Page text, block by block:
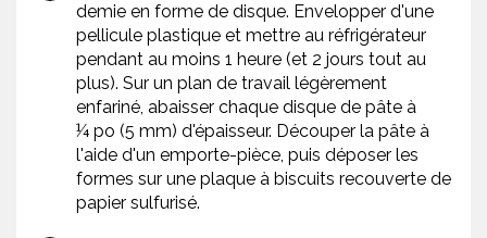
demie en forme de disque. Envelopper d'une
pellicule plastique et mettre au réfrigérateur
pendant au moins 1 heure (et 2 jours tout au
plus). Sur un plan de travail légèrement
enfariné, abaisser chaque disque de pâte à
¼ po (5 mm) d'épaisseur. Découper la pâte à
l'aide d'un emporte-pièce, puis déposer les
formes sur une plaque à biscuits recouverte de
papier sulfurisé.